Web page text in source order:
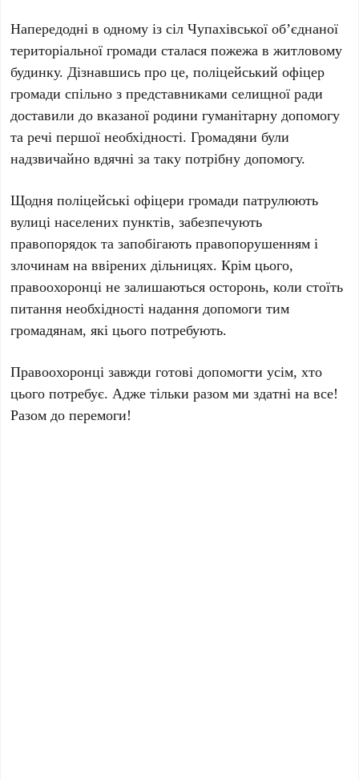
Напередодні в одному із сіл Чупахівської об’єднаної
територіальної громади сталася пожежа в житловому
будинку. Дізнавшись про це, поліцейський офіцер
громади спільно з представниками селищної ради
доставили до вказаної родини гуманітарну допомогу
та речі першої необхідності. Громадяни були
надзвичайно вдячні за таку потрібну допомогу.
Щодня поліцейські офіцери громади патрулюють
вулиці населених пунктів, забезпечують
правопорядок та запобігають правопорушенням і
злочинам на ввірених дільницях. Крім цього,
правоохоронці не залишаються осторонь, коли стоїть
питання необхідності надання допомоги тим
громадянам, які цього потребують.
Правоохоронці завжди готові допомогти усім, хто
цього потребує. Адже тільки разом ми здатні на все!
Разом до перемоги!